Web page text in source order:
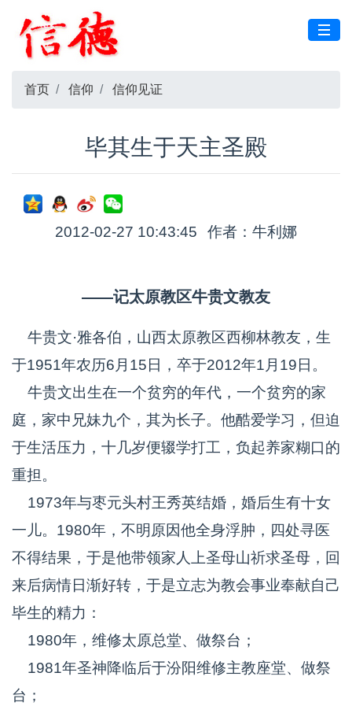
首页 信仰 信仰见证
毕其生于天主圣殿
2012-02-27 10:43:45 作者：牛利娜
——记太原教区牛贵文教友
牛贵文·雅各伯，山西太原教区西柳林教友，生
于1951年农历6月15日，卒于2012年1月19日。
牛贵文出生在一个贫穷的年代，一个贫穷的家
庭，家中兄妹九个，其为长子。他酷爱学习，但迫
于生活压力，十几岁便辍学打工，负起养家糊口的
重担。
1973年与枣元头村王秀英结婚，婚后生有十女
一儿。1980年，不明原因他全身浮肿，四处寻医
不得结果，于是他带领家人上圣母山祈求圣母，回
来后病情日渐好转，于是立志为教会事业奉献自己
毕生的精力：
1980年，维修太原总堂、做祭台；
1981年圣神降临后于汾阳维修主教座堂、做祭
台；